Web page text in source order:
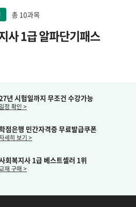
총 10과목
사 1급 알파단기패스
년 시험일까지 무조건 수강가능
일정 확인 >
점은행 민간자격증 무료발급쿠폰
세히 보기 >
회복지사 1급 베스트셀러 1위
재 구매 >